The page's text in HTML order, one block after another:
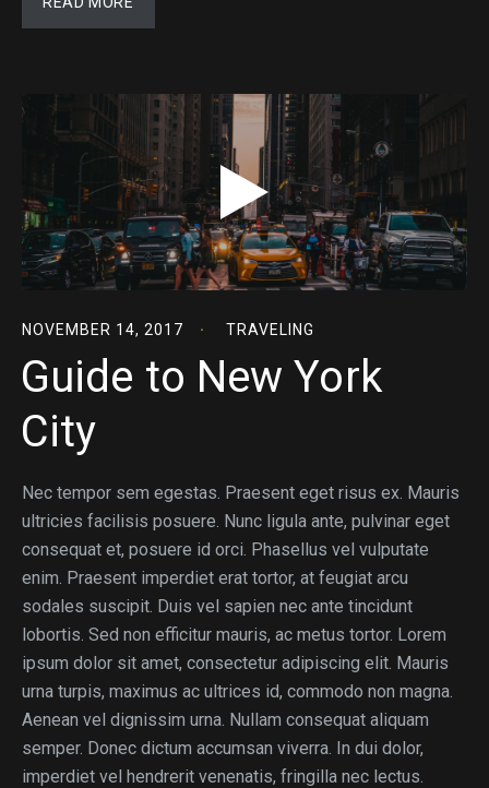
NOVEMBER 14, 2017 TRAVELING
Guide to New York
City
Nec tempor sem egestas. Praesent eget risus ex. Mauris
ultricies facilisis posuere. Nunc ligula ante, pulvinar eget
consequat et, posuere id orci. Phasellus vel vulputate
enim. Praesent imperdiet erat tortor, at feugiat arcu
sodales suscipit. Duis vel sapien nec ante tincidunt
lobortis. Sed non efficitur mauris, ac metus tortor. Lorem
ipsum dolor sit amet, consectetur adipiscing elit. Mauris
urna turpis, maximus ac ultrices id, commodo non magna.
Aenean vel dignissim urna. Nullam consequat aliquam
semper. Donec dictum accumsan viverra. In dui dolor,
imperdiet vel hendrerit venenatis, fringilla nec lectus.